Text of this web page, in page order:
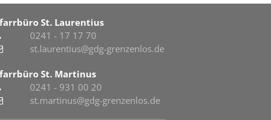
St. Laurentius
0241 - 17 17 70
st.laurentius@gdg-grenzenlos.de
St. Martinus
0241 - 931 00 20
st.martinus@gdg-grenzenlos.de